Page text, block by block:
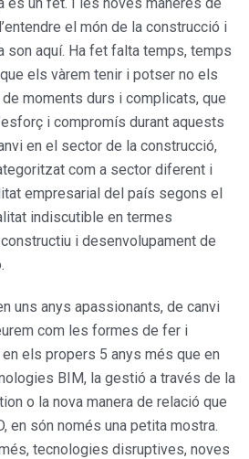
el món de la construcció i
son aquí. Ha fet falta temps, temps
els vàrem tenir i potser no els
moments durs i complicats, que
i compromís durant aquests
en el sector de la construcció,
com a sector diferent i
empresarial del país segons el
indiscutible en termes
i desenvolupament de
uns anys apassionants, de canvi
com les formes de fer i
els propers 5 anys més que en
BIM, la gestió a través de la
o la nova manera de relació que
en són només una petita mostra.
tecnologies disruptives, noves